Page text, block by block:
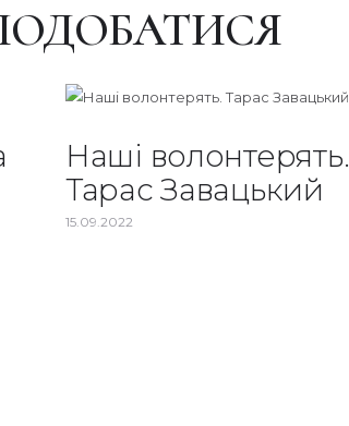
Наші волонтерять.
Тарас Завацький
15.09.2022